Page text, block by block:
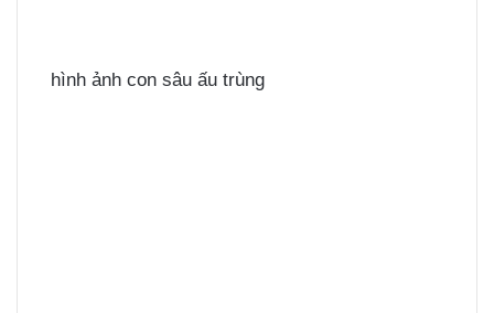
hình ảnh con sâu ấu trùng